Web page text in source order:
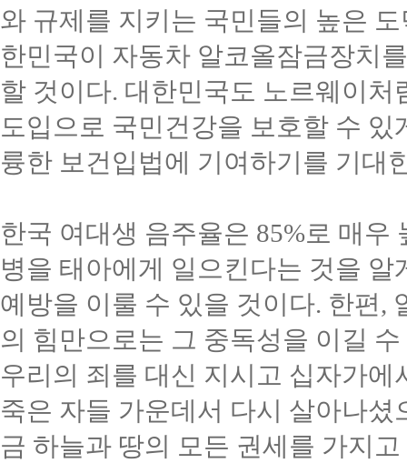
와 규제를 지키는 국민들의 높은
한민국이 자동차 알코올잠금장치
할 것이다. 대한민국도 노르웨이처
도입으로 국민건강을 보호할 수
륭한 보건입법에 기여하기를 기대
한국 여대생 음주율은 85%로 매우
병을 태아에게 일으킨다는 것을 알
예방을 이룰 수 있을 것이다. 한편,
의 힘만으로는 그 중독성을 이길
우리의 죄를 대신 지시고 십자가
죽은 자들 가운데서 다시 살아나셨
금 하늘과 땅의 모든 권세를 가지